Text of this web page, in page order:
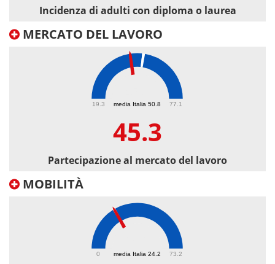
Incidenza di adulti con diploma o laurea
MERCATO DEL LAVORO
media Italia 50.8
19.3 77.1
45.3
Partecipazione al mercato del lavoro
MOBILITÀ
media Italia 24.2
0 73.2